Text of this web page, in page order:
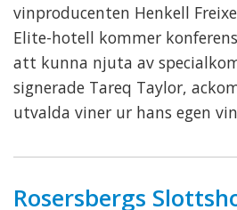
vinproducenten Henkell
Elite-hotell kommer
att kunna njuta av
signerade Tareq Taylor,
utvalda viner ur hans egen
Rosersbergs